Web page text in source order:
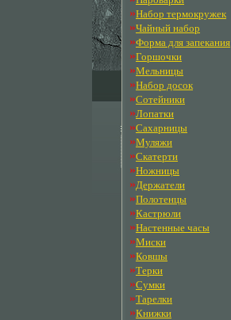
»Набор термокружек
»Чайный набор
»Форма для запекания
»Горшочки
»Мельницы
»Набор досок
»Сотейники
»Лопатки
»Сахарницы
»Муляжи
»Скатерти
»Ножницы
»Держатели
»Полотенцы
»Кастрюли
»Настенные часы
»Миски
»Ковшы
»Терки
»Сумки
»Тарелки
»Книжки